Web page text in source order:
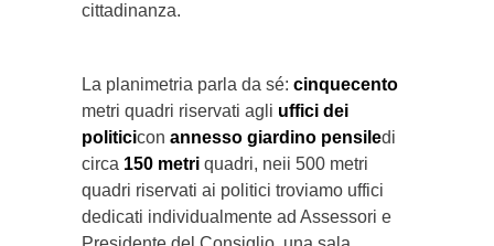
cittadinanza.
La planimetria parla da sé: cinquecento
metri quadri riservati agli uffici dei
politicicon annesso giardino pensiledi
circa 150 metri quadri, neii 500 metri
quadri riservati ai politici troviamo uffici
dedicati individualmente ad Assessori e